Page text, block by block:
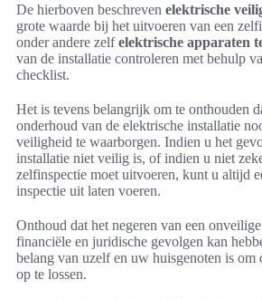
De hierboven beschreven elektrische
grote waarde bij het uitvoeren van een
onder andere zelfelektrische apparaten
van de installatie controleren met behulp
checklist.
Het is tevens belangrijk om te onthouden
onderhoud van de elektrische installatie
veiligheid te waarborgen. Indien u het
installatie niet veilig is, of indien u niet
zelfinspectie moet uitvoeren, kunt u altijd
inspectie uit laten voeren.
Onthoud dat het negeren van een
financiële en juridische gevolgen kan
belang van uzelf en uw huisgenoten is om
op te lossen.